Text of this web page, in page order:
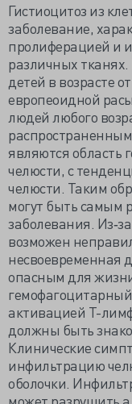
Гистиоцитоз из
заболевание,
пролиферацией и
различных
детей в возрасте
европеоидной
людей любого
являются область
челюсти, с
челюсти. Таким
могут быть самым
заболевания.
возможен
несвоевременная
опасным для
активацией Т-
должны быть
Клинические
инфильтрацию
оболочки.